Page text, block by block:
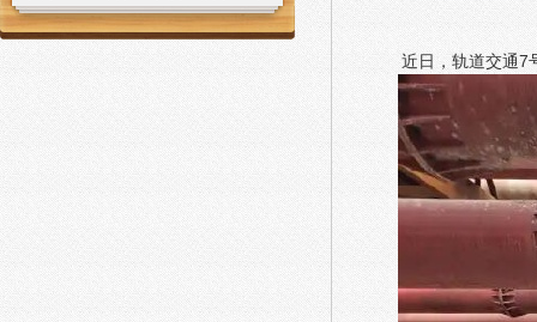
式的重庆现浇阁楼通知
位公开招聘、遴选工作人员资格
复审的重庆现浇楼梯通知
近日，轨道交通7